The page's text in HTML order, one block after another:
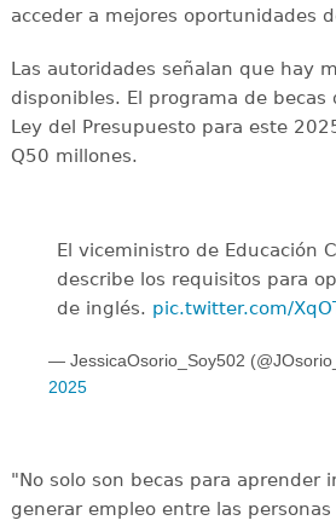
acceder a mejores oportunidades
Las autoridades señalan que hay
disponibles. El programa de becas
Ley del Presupuesto para este
Q50 millones.
El viceministro de Educación
describe los requisitos para
de inglés. pic.twitter.com/
— JessicaOsorio_Soy502
2025
"No solo son becas para aprender
generar empleo entre las